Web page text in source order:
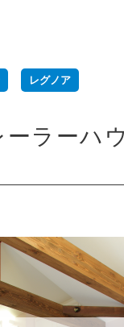
レグノア
ーラーハ